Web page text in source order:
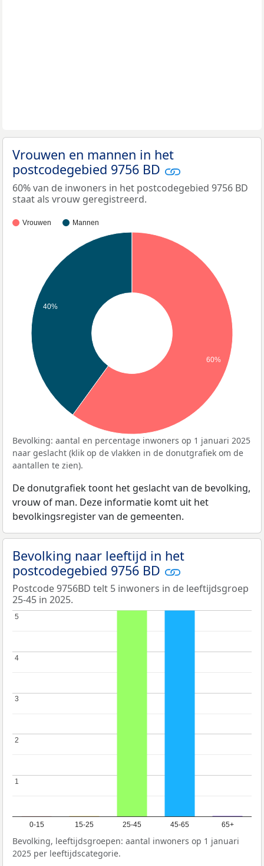
Vrouwen en mannen in het
postcodegebied 9756 BD
60% van de inwoners in het postcodegebied 9756 BD
staat als vrouw geregistreerd.
Vrouwen Mannen
40%
60%
Bevolking: aantal en percentage inwoners op 1 januari 2025
naar geslacht (klik op de vlakken in de donutgrafiek om de
aantallen te zien).
De donutgrafiek toont het geslacht van de bevolking,
vrouw of man. Deze informatie komt uit het
bevolkingsregister van de gemeenten.
Bevolking naar leeftijd in het
postcodegebied 9756 BD
Postcode 9756BD telt 5 inwoners in de leeftijdsgroep
25-45 in 2025.
0-15 15-25 25-45 45-65 65+
1
1
2
2
3
3
4
4
5
5
Bevolking, leeftijdsgroepen: aantal inwoners op 1 januari
2025 per leeftijdscategorie.